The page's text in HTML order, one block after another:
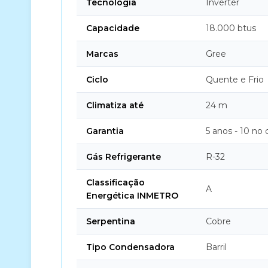
Tecnologia Inverter
Capacidade 18.000 btus
Marcas Gree
Ciclo Quente e Frio
Climatiza até 24 m
Garantia 5 anos - 10 no
Gás Refrigerante R-32
Classificação
Energética INMETRO
A
Serpentina Cobre
Tipo Condensadora Barril